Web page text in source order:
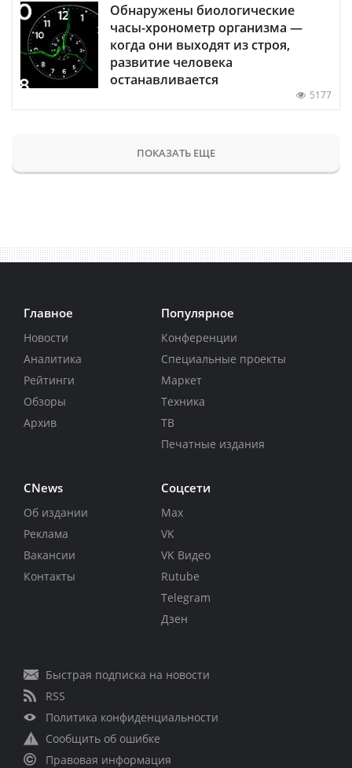
Обнаружены биологические
часы-хронометр организма —
когда они выходят из строя,
развитие человека
останавливается
5177
ПОКАЗАТЬ ЕЩЕ
Главное
Новости
Аналитика
Рейтинги
Обзоры
Архив
Популярное
Конференции
Специальные проекты
Маркет
Техника
ТВ
Печатные издания
CNews
Об издании
Реклама
Вакансии
Контакты
Соцсети
Max
VK
VK Видео
Rutube
Telegram
Дзен
Быстрая подписка на новости
RSS
Политика конфиденциальности
Сообщить об ошибке
Правовая информация